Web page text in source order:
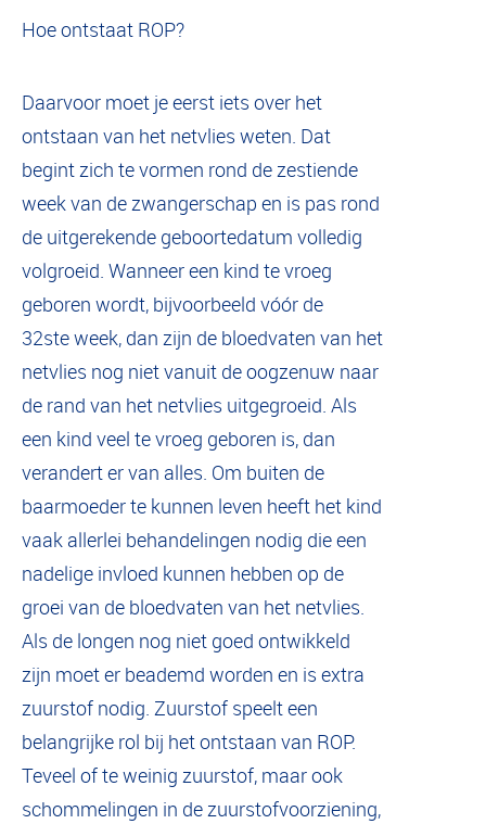
Hoe ontstaat ROP?
Daarvoor moet je eerst iets over het
ontstaan van het netvlies weten. Dat
begint zich te vormen rond de zestiende
week van de zwangerschap en is pas rond
de uitgerekende geboortedatum volledig
volgroeid. Wanneer een kind te vroeg
geboren wordt, bijvoorbeeld vóór de
32ste week, dan zijn de bloedvaten van het
netvlies nog niet vanuit de oogzenuw naar
de rand van het netvlies uitgegroeid. Als
een kind veel te vroeg geboren is, dan
verandert er van alles. Om buiten de
baarmoeder te kunnen leven heeft het kind
vaak allerlei behandelingen nodig die een
nadelige invloed kunnen hebben op de
groei van de bloedvaten van het netvlies.
Als de longen nog niet goed ontwikkeld
zijn moet er beademd worden en is extra
zuurstof nodig. Zuurstof speelt een
belangrijke rol bij het ontstaan van ROP.
Teveel of te weinig zuurstof, maar ook
schommelingen in de zuurstofvoorziening,